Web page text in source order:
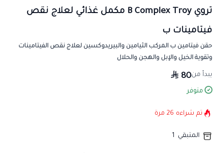
تروي B Complex Troy مكمل غذائي لعلاج نقص
فيتامينات ب
حقن فيتامين ب المركب الثيامين والبيريدوكسين لعلاج نقص الفيتامينات
وتقوية الخيل والإبل والهجن والحلال
يبدأ من80
متوفر
تم شراءه 26 مرة
المتبقي 1